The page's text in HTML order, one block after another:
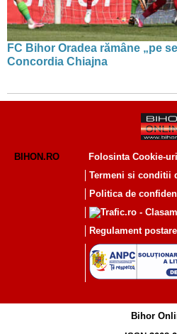
FC Bihor Oradea rămâne „pe
Concordia Chiajna
BIHON.RO
Folosinta Cookie-
Termeni si conditii
Politica de
Regulament
Bihor